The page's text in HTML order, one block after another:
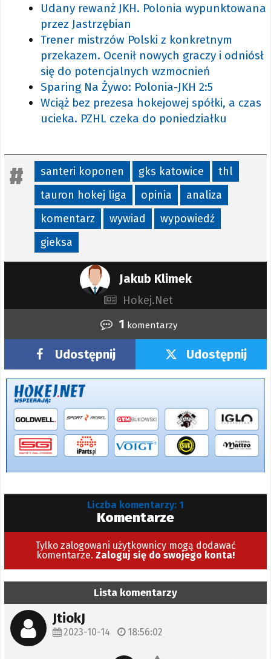
Udany rewanż JKH. Polonia wypunktowana
przez Jastrzębian
Trener mistrzów Polski z konkretnym
przekazem. Ocenił nowych graczy i odniósł
się do potencjalnych wzmocnień
Sparing Na Żywo: Polonia-JKH 2:5
Wciąż bez prezesa hokejowej spółki, a czas
ucieka. PZHL czeka do poniedziałku
santeri koponen gks katowice
thl
tauron hokej liga
opinia
analiza
komentarz
wywiad
wypowiedź
gieksa
Jakub Klimek
Hokej.Net
1 komentarzy
Udostępnij Udostępnij
Liczba komentarzy: 1
Komentarze
Tylko zalogowani użytkownicy mogą dodawać
komentarze. Zaloguj się do swojego konta!
Lista komentarzy
JtiokJ
2023-10-14 18:56:02